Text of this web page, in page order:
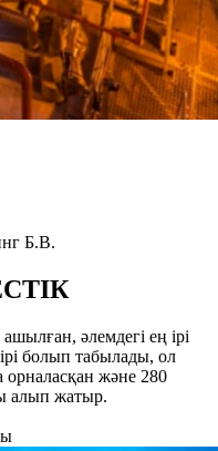
Б.В.
әлемдегі ең ірі
болып табылады, ол
орналасқан және 280
алып жатыр.